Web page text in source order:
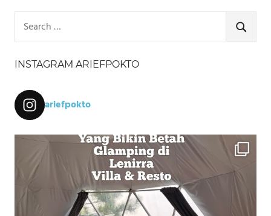
for:
SEARCH
INSTAGRAM ARIEFPOKTO
ariefpokto